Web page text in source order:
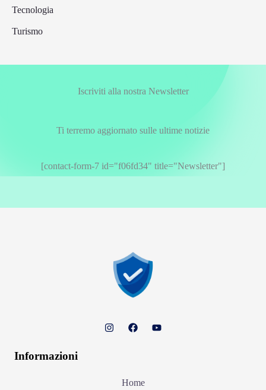
Tecnologia
Turismo
Iscriviti alla nostra Newsletter
Ti terremo aggiornato sulle ultime notizie
[contact-form-7 id="f06fd34" title="Newsletter"]
Informazioni
Home